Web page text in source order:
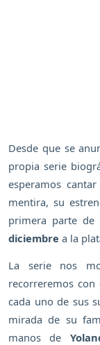
Desde que se
propia serie
esperamos
mentira, su
primera parte de
diciembre a la
La serie nos
recorreremos
cada uno de sus
mirada de su
manos de